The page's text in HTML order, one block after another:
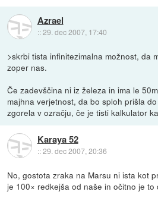
Azrael
::29. dec 2007, 17:40
>skrbi tista infinitezimalna možnost, da
zoper nas.
Če zadevščina ni iz železa in ima le
majhna verjetnost, da bo sploh prišla
zgorela v ozračju, če je tisti kalkulator
Karaya 52
::29. dec 2007, 20:36
No, gostota zraka na Marsu ni ista kot
je 100× redkejša od naše in očitno je